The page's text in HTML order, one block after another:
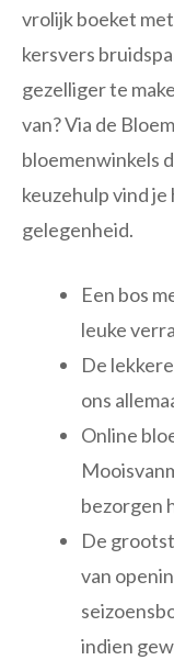
vrolijk boeket
kersvers
gezelliger te
van? Via de
bloemenwinkels
keuzehulp vind
gelegenheid.
Een bos
leuke
De
ons
Online
bezorgen
De
van
indien